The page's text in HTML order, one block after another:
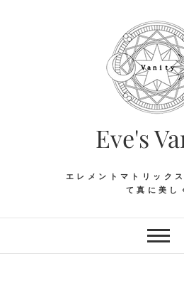
Eve's
エレメントマトリック
て真に美し